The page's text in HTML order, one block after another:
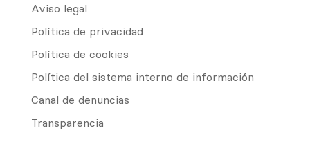
Aviso legal
Política de privacidad
Política de cookies
Política del sistema interno de información
Canal de denuncias
Transparencia